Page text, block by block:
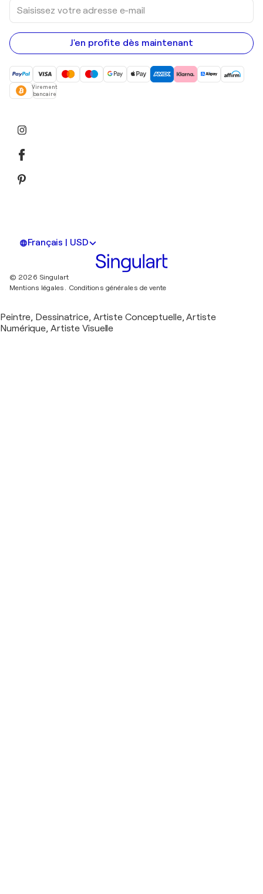
Saisissez
votre
adresse
e-
mail
J'en profite dès maintenant
Virement
bancaire
Français | USD
© 2026 Singulart
Mentions légales. Conditions générales de vente
Peintre, Dessinatrice, Artiste Conceptuelle, Artiste
Numérique, Artiste Visuelle